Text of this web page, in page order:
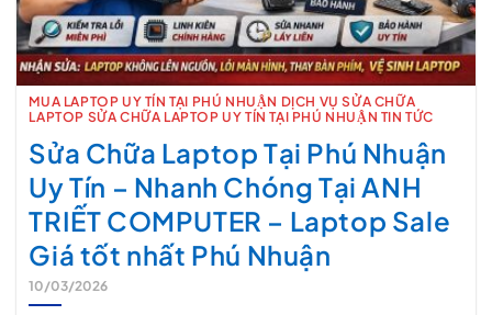
MUA LAPTOP UY TÍN TẠI PHÚ NHUẬN DỊCH VỤ SỬA CHỮA
LAPTOP SỬA CHỮA LAPTOP UY TÍN TẠI PHÚ NHUẬN TIN TỨC
Sửa Chữa Laptop Tại Phú Nhuận
Uy Tín – Nhanh Chóng Tại ANH
TRIẾT COMPUTER – Laptop Sale
Giá tốt nhất Phú Nhuận
10/03/2026